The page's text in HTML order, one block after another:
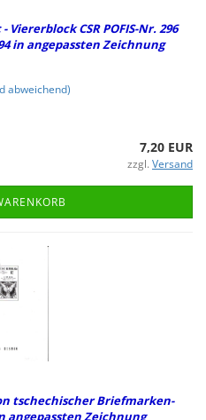
CSR POFIS-​Nr. 296
in an­ge­pass­ten Zeich­nung
abweichend)
7,20 EUR
zzgl. Versand
tsche­chi­scher Brief­mar­ken­
an­ge­pass­ten Zeich­nung